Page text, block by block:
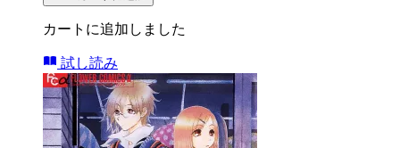
カートに追加しました
試し読み